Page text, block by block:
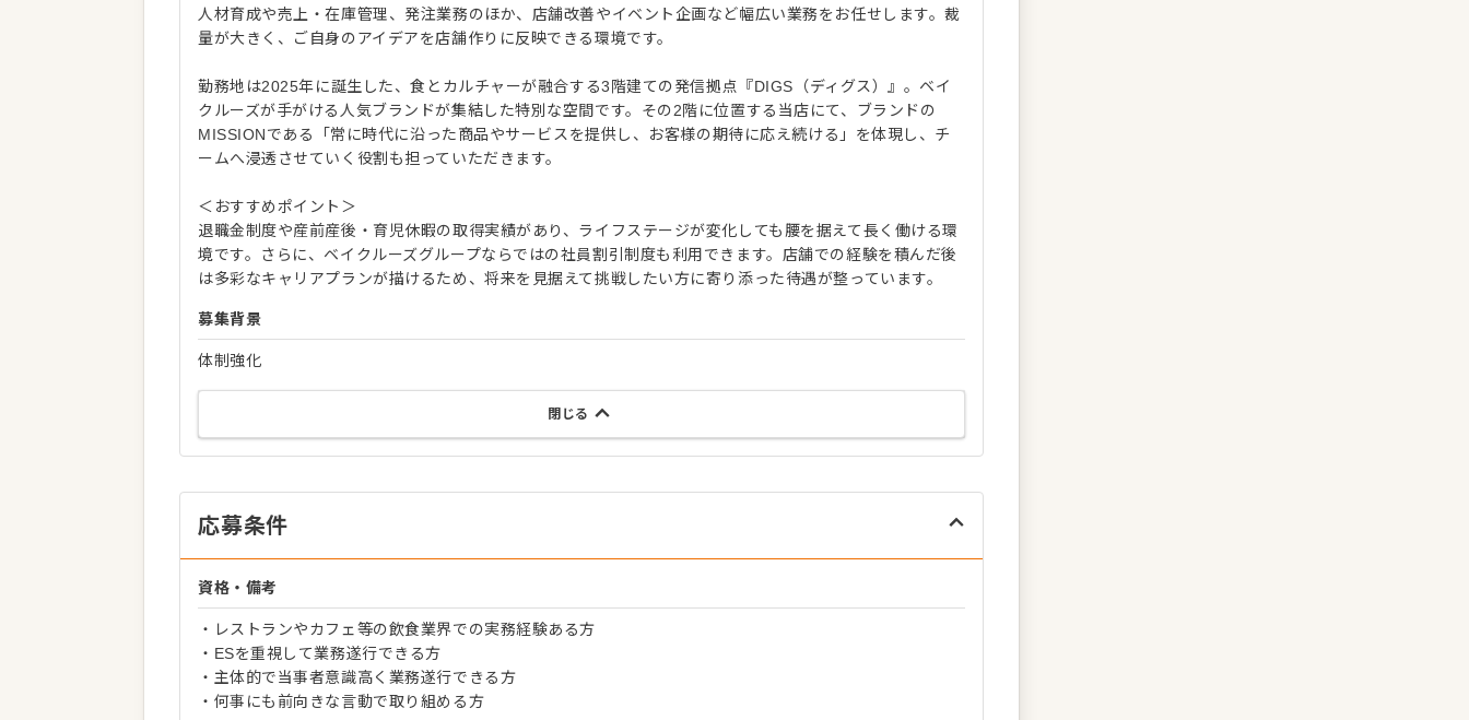
人材育成や売上・在庫管理、発注業務のほか、店舗改善やイベント企画など幅広い業務をお任せします。裁
量が大きく、ご自身のアイデアを店舗作りに反映できる環境です。
勤務地は2025年に誕生した、食とカルチャーが融合する3階建ての発信拠点『DIGS（ディグス）』。ベイ
クルーズが手がける人気ブランドが集結した特別な空間です。その2階に位置する当店にて、ブランドの
MISSIONである「常に時代に沿った商品やサービスを提供し、お客様の期待に応え続ける」を体現し、チ
ームへ浸透させていく役割も担っていただきます。
＜おすすめポイント＞
退職金制度や産前産後・育児休暇の取得実績があり、ライフステージが変化しても腰を据えて長く働ける環
境です。さらに、ベイクルーズグループならではの社員割引制度も利用できます。店舗での経験を積んだ後
は多彩なキャリアプランが描けるため、将来を見据えて挑戦したい方に寄り添った待遇が整っています。
募集背景
体制強化
閉じる
応募条件
資格・備考
・レストランやカフェ等の飲食業界での実務経験ある方
・ESを重視して業務遂行できる方
・主体的で当事者意識高く業務遂行できる方
・何事にも前向きな言動で取り組める方